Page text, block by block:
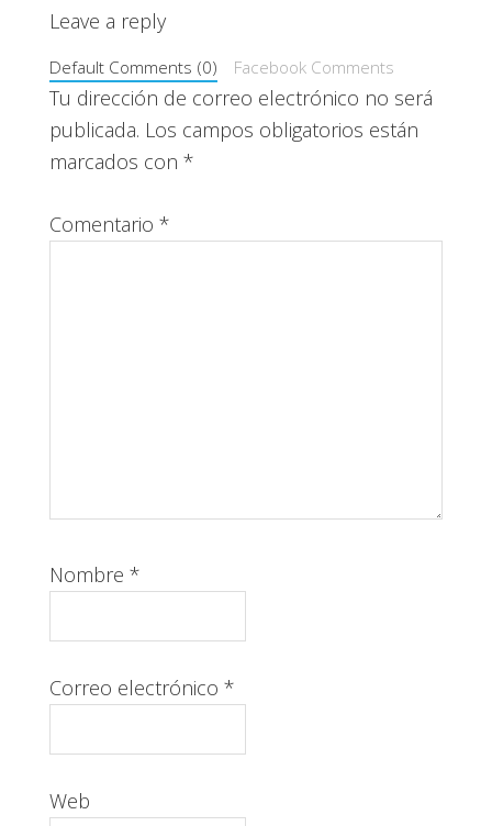
Interacciones
con
los
lectores
Leave a reply
Default Comments (0) Facebook Comments
Tu dirección de correo electrónico no será
publicada. Los campos obligatorios están
marcados con *
Comentario *
Nombre *
Correo electrónico *
Web